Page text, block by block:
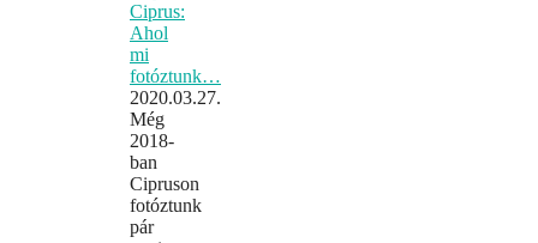
Ciprus:
Ahol
mi
fotóztunk…
2020.03.27.
Még
2018-
ban
Cipruson
fotóztunk
pár